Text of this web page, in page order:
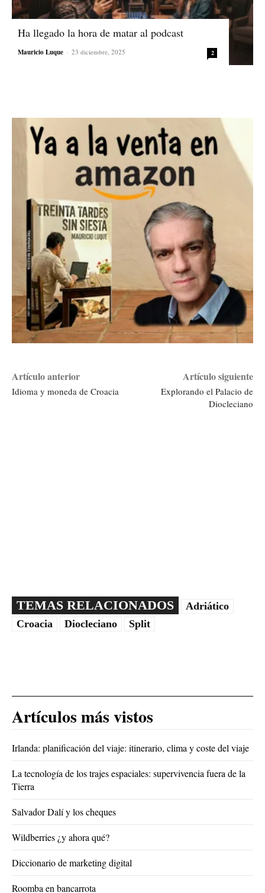
Ha llegado la hora de matar al podcast
Mauricio Luque - 23 diciembre, 2025 2
Artículo anterior
Idioma y moneda de Croacia
Artículo siguiente
Explorando el Palacio de
Diocleciano
TEMAS RELACIONADOS
Adriático
Croacia
Diocleciano Split
Artículos más vistos
Irlanda: planificación del viaje: itinerario, clima y coste del viaje
La tecnología de los trajes espaciales: supervivencia fuera de la
Tierra
Salvador Dalí y los cheques
Wildberries ¿y ahora qué?
Diccionario de marketing digital
Roomba en bancarrota